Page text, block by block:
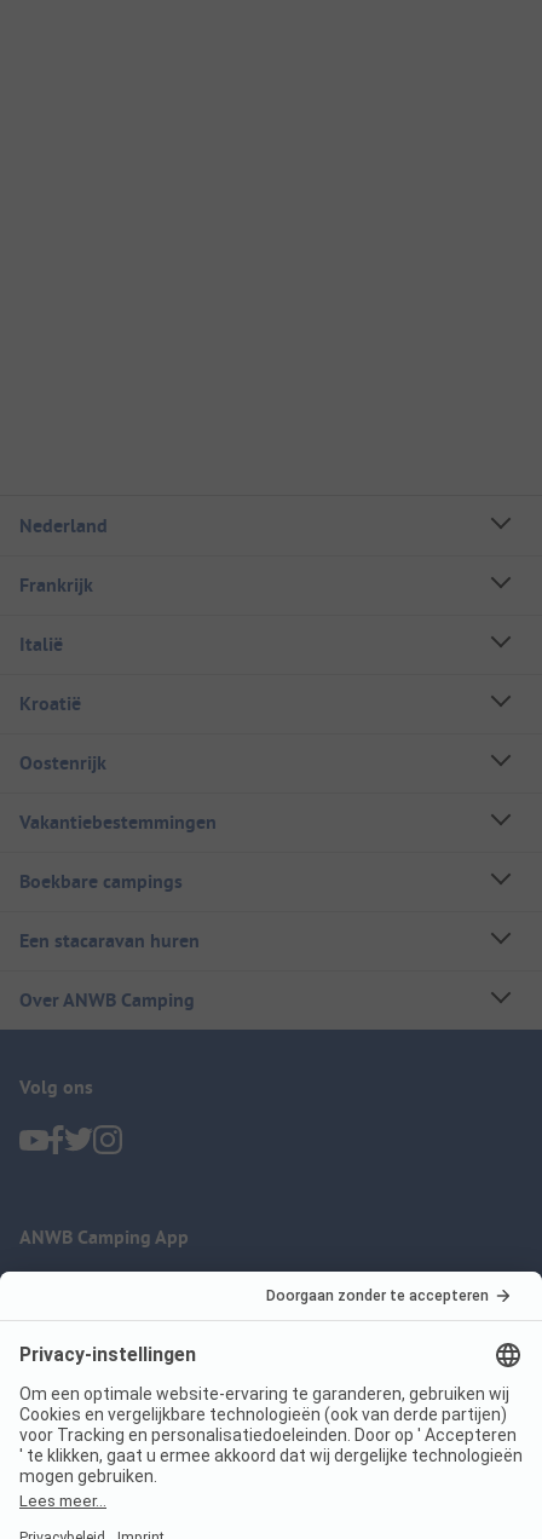
Nederland
Frankrijk
Italië
Kroatië
Oostenrijk
Vakantiebestemmingen
Boekbare campings
Een stacaravan huren
Over ANWB Camping
Volg ons
ANWB Camping App
Imprint
Jouw privacy
Voorwaarden
Wet digitale diensten